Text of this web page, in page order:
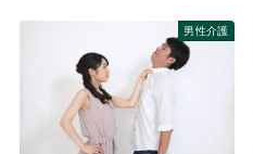
男性介護